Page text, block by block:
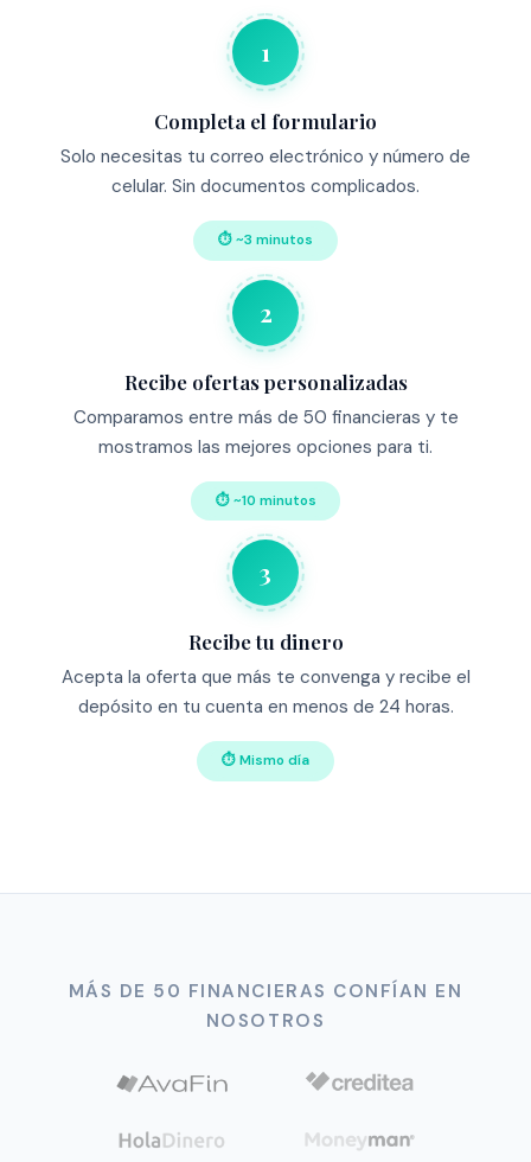
1
Completa el formulario
Solo necesitas tu correo electrónico y número de
celular. Sin documentos complicados.
⏱ ~3 minutos
2
Recibe ofertas personalizadas
Comparamos entre más de 50 financieras y te
mostramos las mejores opciones para ti.
⏱ ~10 minutos
3
Recibe tu dinero
Acepta la oferta que más te convenga y recibe el
depósito en tu cuenta en menos de 24 horas.
⏱ Mismo día
MÁS DE 50 FINANCIERAS CONFÍAN EN
NOSOTROS